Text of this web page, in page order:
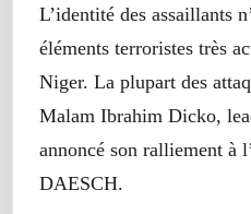
L’identité des assaillants
éléments terroristes très
Niger. La plupart des
Malam Ibrahim Dicko,
annoncé son ralliement à
DAESCH.